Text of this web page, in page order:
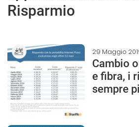
Risparmio
29 Maggio
Cambio
e fibra, i
sempre